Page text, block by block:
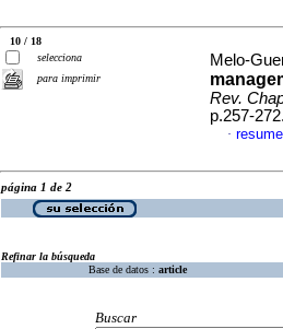
10 / 18
selecciona
para imprimir
Melo-
Rev.
p.257-
·
página 1 de 2
Refinar la búsqueda
Base de datos : article
Buscar